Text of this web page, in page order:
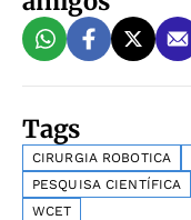
Tags
CIRURGIA ROBOTICA
PESQUISA CIENTÍFICA
WCET